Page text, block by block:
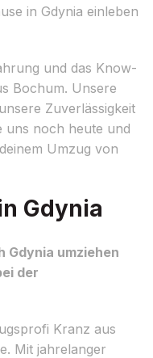
in Gdynia einleben
und das Know-
Bochum. Unsere
Zuverlässigkeit
uns noch heute und
Umzug von
Gdynia
Gdynia umziehen
der
Kranz aus
Mit jahrelanger